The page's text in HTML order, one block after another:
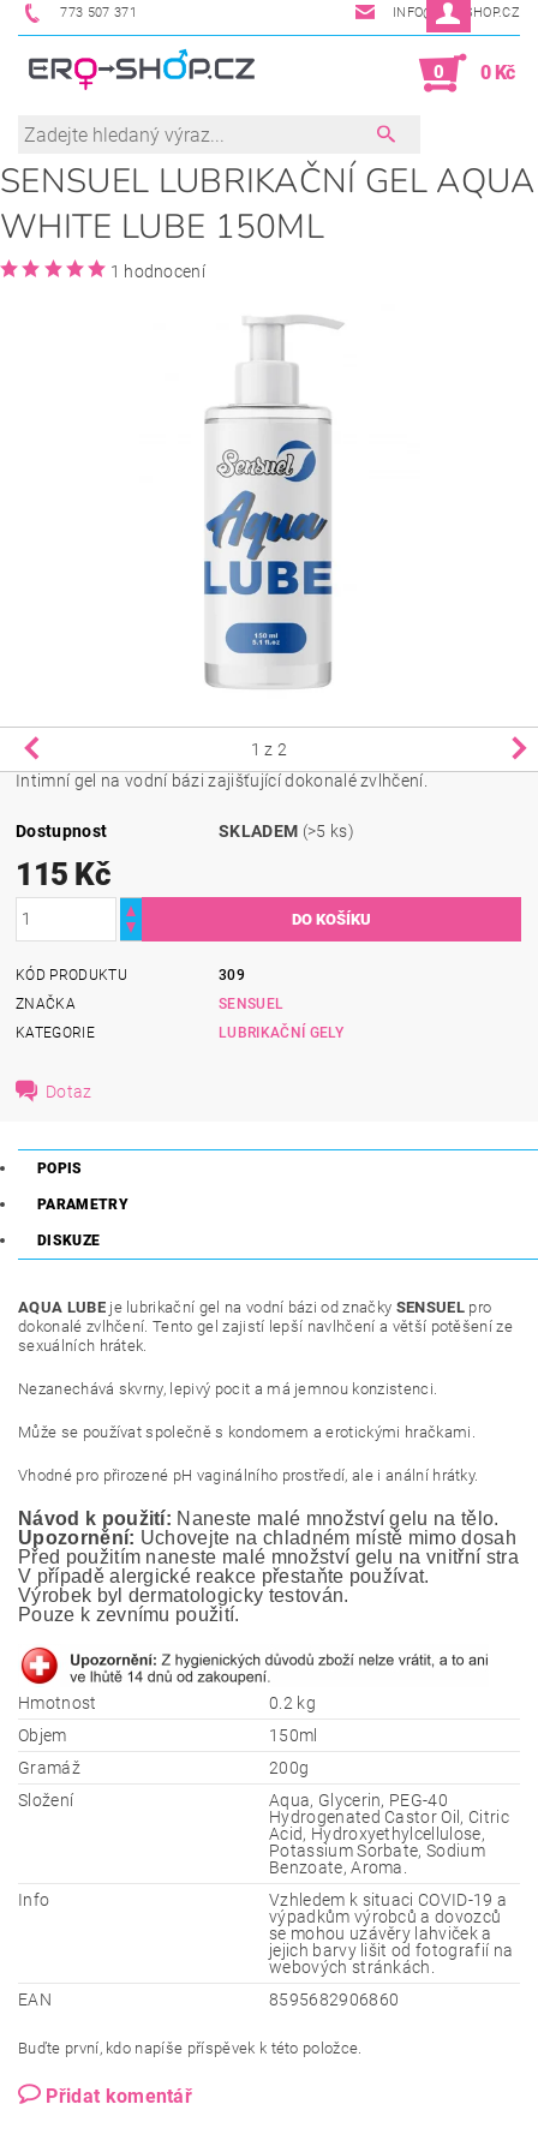
773 507 371 INFO@ERO-SHOP.CZ
0 0 Kč
SENSUEL LUBRIKAČNÍ GEL AQUA
WHITE LUBE 150ML
1 hodnocení
1 z 2
Intimní gel na vodní bázi zajišťující dokonalé zvlhčení.
Dostupnost SKLADEM (>5 ks)
115 Kč
KÓD PRODUKTU
309
ZNAČKA
SENSUEL
KATEGORIE
LUBRIKAČNÍ GELY
Dotaz
POPIS
PARAMETRY
DISKUZE
AQUA LUBEje lubrikační gel na vodní bázi od značky SENSUEL pro
dokonalé zvlhčení. Tento gel zajistí lepší navlhčení a větší potěšení ze
sexuálních hrátek.
Nezanechává skvrny, lepivý pocit a má jemnou konzistenci.
Může se používat společně s kondomem a erotickými hračkami.
Vhodné pro přirozené pH vaginálního prostředí, ale i anální hrátky.
Návod k použití: Naneste malé množství gelu na tělo.
Upozornění: Uchovejte na chladném místě mimo dosah
Před použitím naneste malé množství gelu na vnitřní
V případě alergické reakce přestaňte používat.
Výrobek byl dermatologicky testován.
Pouze k zevnímu použití.
Hmotnost
0.2 kg
Objem
150ml
Gramáž
200g
Složení
Aqua, Glycerin, PEG-40
Hydrogenated Castor Oil, Citric
Acid, Hydroxyethylcellulose,
Potassium Sorbate, Sodium
Benzoate, Aroma.
Info
Vzhledem k situaci COVID-19 a
výpadkům výrobců a dovozců
se mohou uzávěry lahviček a
jejich barvy lišit od fotografií na
webových stránkách.
EAN
8595682906860
Buďte první, kdo napíše příspěvek k této položce.
Přidat komentář